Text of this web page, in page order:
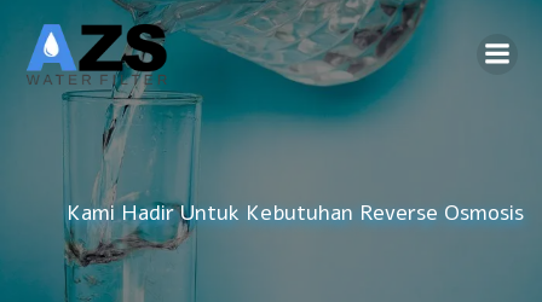
Skip
to
content
Kami Hadir Untuk Kebutuhan DAMIU